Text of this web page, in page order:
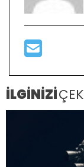
İLGİNİZİ